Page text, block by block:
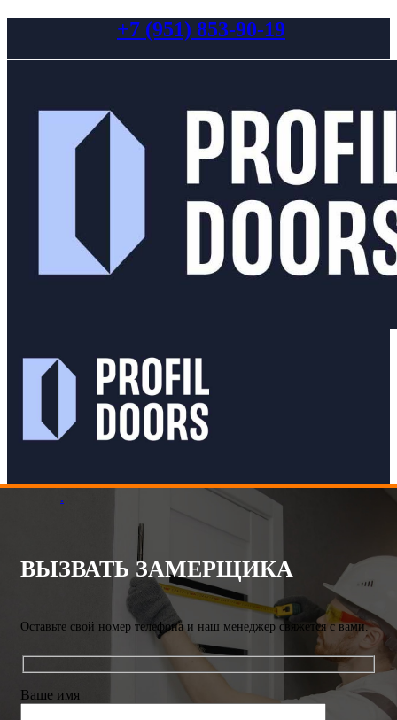
+7 (951) 853-90-19
.
ВЫЗВАТЬ ЗАМЕРЩИКА
Оставьте свой номер телефона и наш менеджер свяжется с вами.
Ваше имя